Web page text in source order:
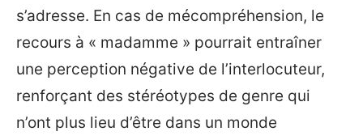
s’adresse. En cas de mécompréhension, le
recours à « madamme » pourrait entraîner
une perception négative de l’interlocuteur,
renforçant des stéréotypes de genre qui
n’ont plus lieu d’être dans un monde